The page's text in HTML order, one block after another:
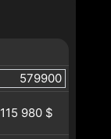
115 980 $